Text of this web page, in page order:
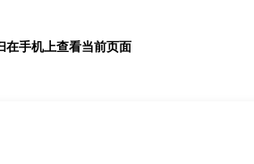
在手机上查看当前页面